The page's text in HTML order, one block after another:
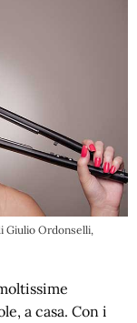
Giulio Ordonselli,
a casa. Con i